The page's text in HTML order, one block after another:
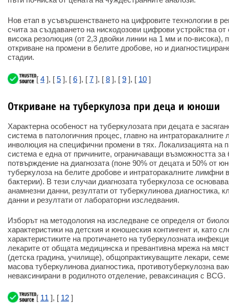
Нов етап в усъвършенстването на цифровите технологии в
счита за създаването на нискодозови цифрови устройства
висока резолюция (от 2,3 двойки линии на 1 мм и по-висока),
откриване на промени в белите дробове, но и
стадии.
[ 4 ], [ 5 ], [ 6 ], [ 7 ], [ 8 ], [ 9 ], [ 10 ]
Откриване на туберкулоза при деца и юноши
Характерна особеност на туберкулозата при децата е
система в патологичния процес, главно на
инволюция на специфични промени в тях. Локализацията на
система е една от причините, ограничаващи възможността за
потвърждение на диагнозата (поне 90% от децата и 50% от
туберкулоза на белите дробове и интраторакалните лимфни
бактерии). В тези случаи диагнозата туберкулоза се
анамнезни данни, резултати от туберкулинова диагностика,
данни и резултати от лабораторни изследвания.
Изборът на методология на изследване се определя от
характеристики на детския и юношеския контингент и, като
характеристиките на протичането на туберкулозната
лекарите от общата медицинска и превантивна мрежа на
(детска градина, училище), общопрактикуващите лекари,
масова туберкулинова диагностика, противотуберкулозна
неваксинирани в родилното отделение, реваксинация с BCG.
[ 11 ], [ 12 ]